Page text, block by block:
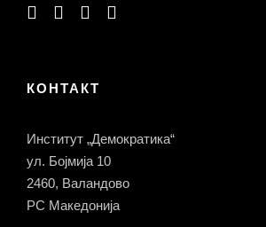
КОНТАКТ
Институт „Демократика“
ул. Бојмија 10
2460, Валандово
РС Македонија